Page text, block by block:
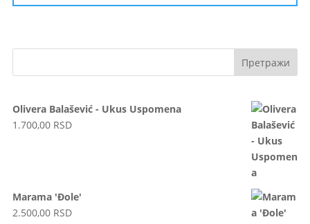
Olivera Balašević - Ukus Uspomena
1.700,00 RSD
Marama 'Đole'
2.500,00 RSD